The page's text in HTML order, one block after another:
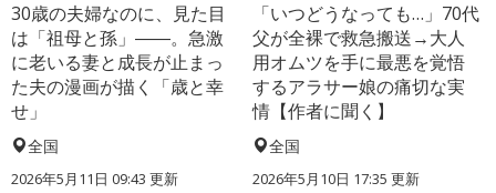
30歳の夫婦なのに、見た目
は「祖母と孫」――。急激
に老いる妻と成長が止まっ
た夫の漫画が描く「歳と幸
せ」
全国
2026年5月11日 09:43 更新
「いつどうなっても…」70代
父が全裸で救急搬送→大人
用オムツを手に最悪を覚悟
するアラサー娘の痛切な実
情【作者に聞く】
全国
2026年5月10日 17:35 更新